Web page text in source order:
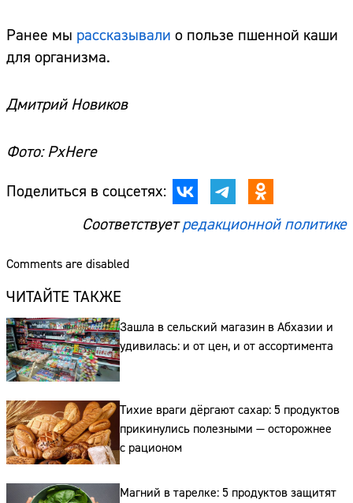
Ранее мы рассказывали о пользе пшенной каши
для организма.
Дмитрий Новиков
Фото: PxHere
Поделиться в соцсетях:
Соответствуетредакционной политике
Comments are disabled
ЧИТАЙТЕ ТАКЖЕ
Зашла в сельский магазин в Абхазии и
удивилась: и от цен, и от ассортимента
Тихие враги дёргают сахар: 5 продуктов
прикинулись полезными — осторожнее
с рационом
Магний в тарелке: 5 продуктов защитят
Сайт: